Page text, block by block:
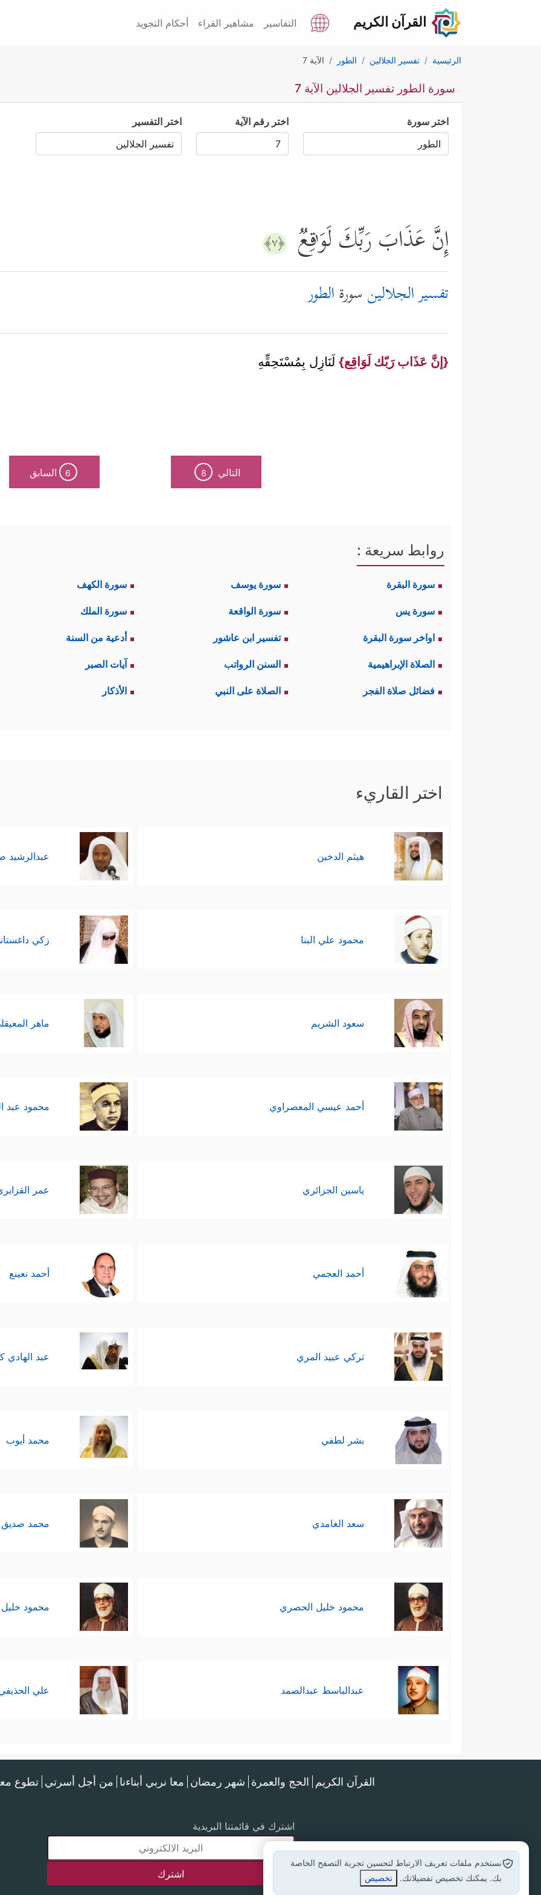
القرآن الكريم التفاسير مشاهير القراء أحكام التجويد
الرئيسية تفسير الجلالين الطور الآية 7
سورة الطور تفسير الجلالين الآية 7
اختر سورة اختر رقم الآية اختر التفسير
إِنَّ عَذَابَ رَبِّكَ لَوَ ٰ⁠قِعࣱ ﴿٧﴾
تفسير الجلالين سورةالطور
{إنَّ عَذَاب رَبّك لَوَاقِع} لَنَازِل بِمُسْتَحِقِّهِ
التالي 8
6 السابق
روابط سريعة :
سورة البقرة سورة يوسف سورة الكهف
سورة يس سورة الواقعة سورة الملك
اواخر سورة البقرة تفسير ابن عاشور أدعية من السنة
الصلاة الإبراهيمية السنن الرواتب آيات الصبر
فضائل صلاة الفجر الصلاة على النبي الأذكار
اختر القاريء
هيثم الدخين عبدالرشيد
محمود علي البنا زكي
سعود الشريم ماهر
أحمد عيسي المعصراوي محمود عبد
ياسين الجزائري عمر
أحمد العجمي أحمد نعينع
تركي عبيد المري عبد الهادي
بشر لطفي محمد أيوب
سعد الغامدي محمد صديق
محمود خليل الحصري محمود
عبدالباسط عبدالصمد علي
القرآن الكريم الحج والعمرة شهر رمضان معا نربي أبناءنا من أجل أسرتي تطوع
اشترك في قائمتنا البريدية
نستخدم ملفات تعريف الارتباط لتحسين تجربة التصفح الخاصة
بك. يمكنك تخصيص تفضيلاتك.
تخصيص